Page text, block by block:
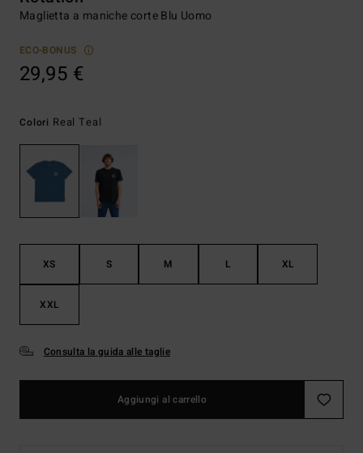
Maglietta a maniche corte Blu Uomo
ECO-BONUS
29,95 €
Colori Real Teal
XS S M L XL
XXL
Consulta la guida alle taglie
Aggiungi al carrello